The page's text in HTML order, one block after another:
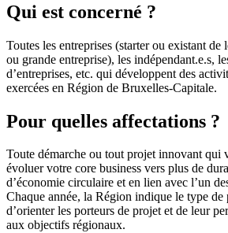
Qui est concerné ?
Toutes les entreprises (starter ou existant
ou grande entreprise), les indépendant.e.s,
d’entreprises, etc. qui développent des
exercées en Région de Bruxelles-Capitale.
Pour quelles affectations ?
Toute démarche ou tout projet innovant qui
évoluer votre core business vers plus de
d’économie circulaire et en lien avec l’un
Chaque année, la Région indique le type de
d’orienter les porteurs de projet et de leur
aux objectifs régionaux.